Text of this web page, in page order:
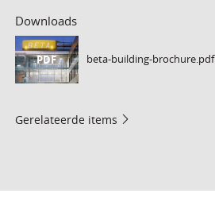
Downloads
PDF beta-building-brochure.pdf
Gerelateerde items